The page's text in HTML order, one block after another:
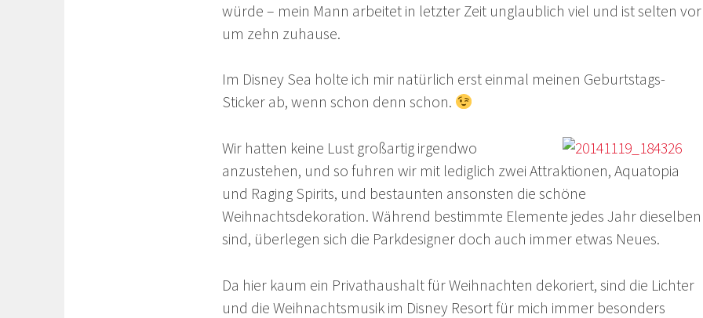
würde – mein Mann arbeitet in letzter Zeit unglaublich viel und ist selten vor
um zehn zuhause.
Im Disney Sea holte ich mir natürlich erst einmal meinen Geburtstags-
Sticker ab, wenn schon denn schon.
Wir hatten keine Lust großartig irgendwo
anzustehen, und so fuhren wir mit lediglich zwei Attraktionen, Aquatopia
und Raging Spirits, und bestaunten ansonsten die schöne
Weihnachtsdekoration. Während bestimmte Elemente jedes Jahr dieselben
sind, überlegen sich die Parkdesigner doch auch immer etwas Neues.
Da hier kaum ein Privathaushalt für Weihnachten dekoriert, sind die Lichter
und die Weihnachtsmusik im Disney Resort für mich immer besonders